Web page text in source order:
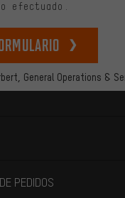
General Operations &
efectuado.
PEDIDOS